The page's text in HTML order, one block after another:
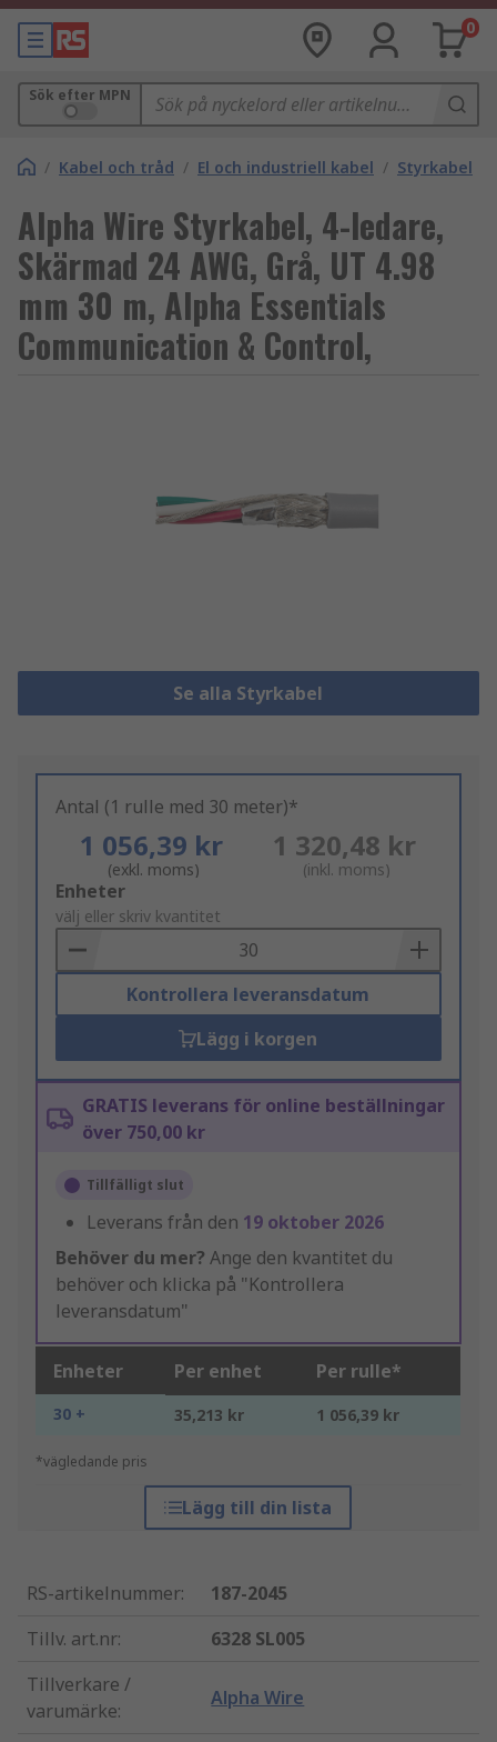
0
Sök efter MPN
/ Kabel och tråd / El och industriell kabel / Styrkabel
Alpha Wire Styrkabel, 4-ledare,
Skärmad 24 AWG, Grå, UT 4.98
mm 30 m, Alpha Essentials
Communication & Control,
Se alla Styrkabel
Antal (1 rulle med 30 meter)*
1 056,39 kr
(exkl. moms)
1 320,48 kr
(inkl. moms)
Add
to
Basket
Enheter
välj eller skriv kvantitet
Kontrollera leveransdatum
Lägg i korgen
GRATIS leverans för online beställningar
över 750,00 kr
Tillfälligt slut
Leverans från den 19 oktober 2026
Behöver du mer? Ange den kvantitet du
behöver och klicka på "Kontrollera
leveransdatum"
Enheter Per enhet Per rulle*
30 + 35,213 kr 1 056,39 kr
*vägledande pris
Lägg till din lista
RS-artikelnummer:
187-2045
Tillv. art.nr:
6328 SL005
Tillverkare /
varumärke:
Alpha Wire